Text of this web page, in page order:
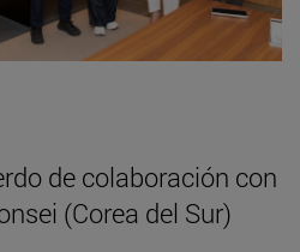
de colaboración con
(Corea del Sur)